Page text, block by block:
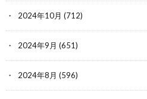
2024年10月 (712)
2024年9月 (651)
2024年8月 (596)